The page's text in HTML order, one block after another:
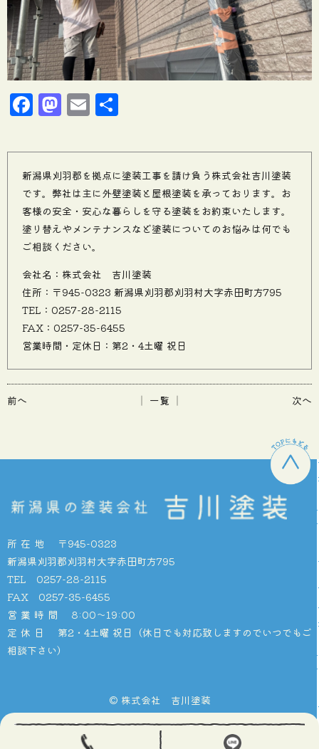
Facebook
Mastodon
Email
新潟県刈羽郡を拠点に塗装工事を請け負う株式会社吉川塗装
です。弊社は主に外壁塗装と屋根塗装を承っております。お
客様の安全・安心な暮らしを守る塗装をお約束いたします。
塗り替えやメンテナンスなど塗装についてのお悩みは何でも
ご相談ください。
会社名：株式会社 吉川塗装
住所：〒945-0323 新潟県刈羽郡刈羽村大字赤田町方795
TEL：0257-28-2115
FAX：0257-35-6455
営業時間・定休日：第2・4土曜 祝日
前へ 次へ
│ 一覧 │
所在地
〒945-0323
新潟県刈羽郡刈羽村大字赤田町方795
TEL 0257-28-2115
FAX 0257-35-6455
営業時間
8:00〜19:00
定休日
第2・4土曜 祝日（休日でも対応致しますのでいつでもご
相談下さい）
© 株式会社 吉川塗装